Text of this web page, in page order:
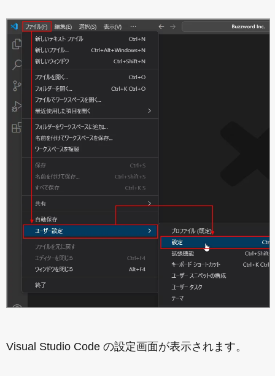
Visual Studio Code の設定画面が表示されます。